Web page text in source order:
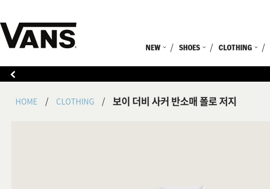
NEW SHOES CLOTHING
HOME CLOTHING 보이 더비 사커 반소매 폴로 저지